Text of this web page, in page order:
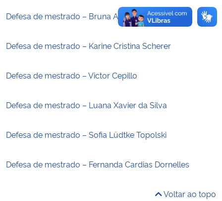
Defesa de mestrado – Bruna Altevogt Libino
Defesa de mestrado – Karine Cristina Scherer
Defesa de mestrado – Victor Cepillo
Defesa de mestrado – Luana Xavier da Silva
Defesa de mestrado – Sofia Lüdtke Topolski
Defesa de mestrado – Fernanda Cardias Dornelles
Voltar ao topo